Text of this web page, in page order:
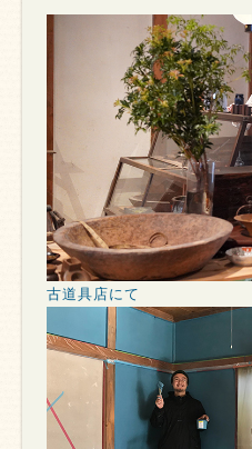
古道具店にて